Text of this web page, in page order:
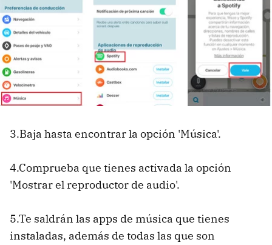
3.Baja hasta encontrar la opción 'Música'.
4.Comprueba que tienes activada la opción
'Mostrar el reproductor de audio'.
5.Te saldrán las apps de música que tienes
instaladas, además de todas las que son